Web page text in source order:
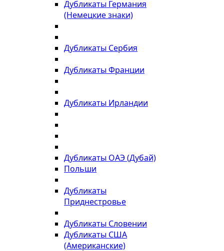
Дубликаты Германия
(Немецкие знаки)
Дубликаты Сербия
Дубликаты Франции
Дубликаты Ирландии
Дубликаты ОАЭ (Дубай)
Польши
Дубликаты
Приднестровье
Дубликаты Словении
Дубликаты США
(Американские)